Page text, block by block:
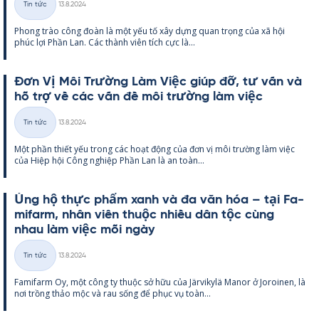
Thể
loại
Tin tức
13.8.2024
Phong trào công đoàn là một yếu tố xây dựng quan trọng của xã hội
phúc lợi Phần Lan. Các thành viên tích cực là...
Đơn Vị Môi Trường Làm Việc giúp đỡ, tư vấn và
hỗ trợ về các vấn đề môi trường làm việc
Thể
loại
Tin tức
13.8.2024
Một phần thiết yếu trong các hoạt động của đơn vị môi trường làm việc
của Hiệp hội Công ng­hiệp Phần Lan là an toàn...
Ủng hộ thực phẩm xanh và đa văn hóa – tại Fa­
mi­farm, nhân viên thuộc nhiều dân tộc cùng
nhau làm việc mỗi ngày
Thể
loại
Tin tức
13.8.2024
Fa­mi­farm Oy, một công ty thuộc sở hữu của Jär­vi­kylä Ma­nor ở Jo­roi­nen, là
nơi trồng thảo mộc và rau sống để phục vụ toàn...